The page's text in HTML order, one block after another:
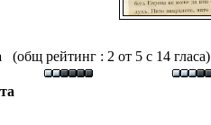
(общ рейтинг : 2 от 5 с 14 гласа)